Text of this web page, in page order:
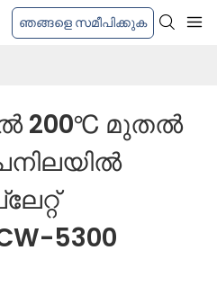
ഞങ്ങളെ സമീപിക്കുക
200℃ മുതൽ
5300